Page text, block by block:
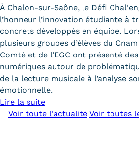
À Chalon-sur-Saône, le Défi
l’honneur l’innovation étudiante à
concrets développés en équipe.
plusieurs groupes d’élèves du
Comté et de l’EGC ont présenté
numériques autour de
de la lecture musicale à l’analyse
émotionnelle.
Lire la suite
Voir toute l'actualité Voir toutes